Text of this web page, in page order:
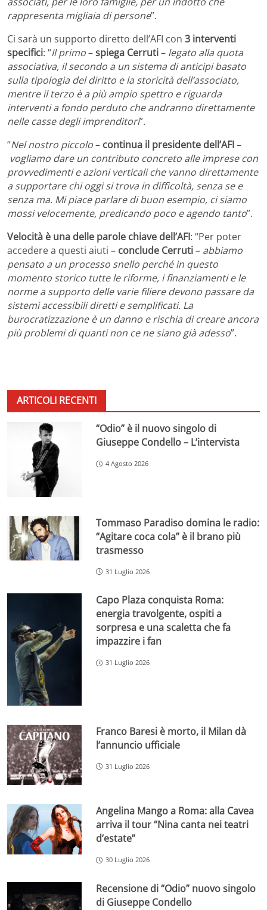
rappresenta migliaia di persone”.
Ci sarà un supporto diretto dell’AFI con 3 interventi
specifici: “Il primo–spiega Cerruti– legato alla quota
associativa, il secondo a un sistema di anticipi basato
sulla tipologia del diritto e la storicità dell’associato,
mentre il terzo è a più ampio spettro e riguarda
interventi a fondo perduto che andranno direttamente
nelle casse degli imprenditori”.
“Nel nostro piccolo– continua il presidente dell’AFI–
vogliamo dare un contributo concreto alle imprese con
provvedimenti e azioni verticali che vanno direttamente
a supportare chi oggi si trova in difficoltà, senza se e
senza ma. Mi piace parlare di buon esempio, ci siamo
mossi velocemente, predicando poco e agendo tanto”.
Velocità è una delle parole chiave dell’AFI: “Per poter
accedere a questi aiuti – conclude Cerruti– abbiamo
pensato a un processo snello perché in questo
momento storico tutte le riforme, i finanziamenti e le
norme a supporto delle varie filiere devono passare da
sistemi accessibili diretti e semplificati. La
burocratizzazione è un danno e rischia di creare ancora
più problemi di quanti non ce ne siano già adesso”.
ARTICOLI RECENTI
“Odio” è il nuovo singolo di
Giuseppe Condello – L’intervista
4 Agosto 2026
Tommaso Paradiso domina le radio:
“Agitare coca cola” è il brano più
trasmesso
31 Luglio 2026
Capo Plaza conquista Roma:
energia travolgente, ospiti a
sorpresa e una scaletta che fa
impazzire i fan
31 Luglio 2026
Franco Baresi è morto, il Milan dà
l’annuncio ufficiale
31 Luglio 2026
Angelina Mango a Roma: alla Cavea
arriva il tour “Nina canta nei teatri
d’estate”
30 Luglio 2026
Recensione di “Odio” nuovo singolo
di Giuseppe Condello